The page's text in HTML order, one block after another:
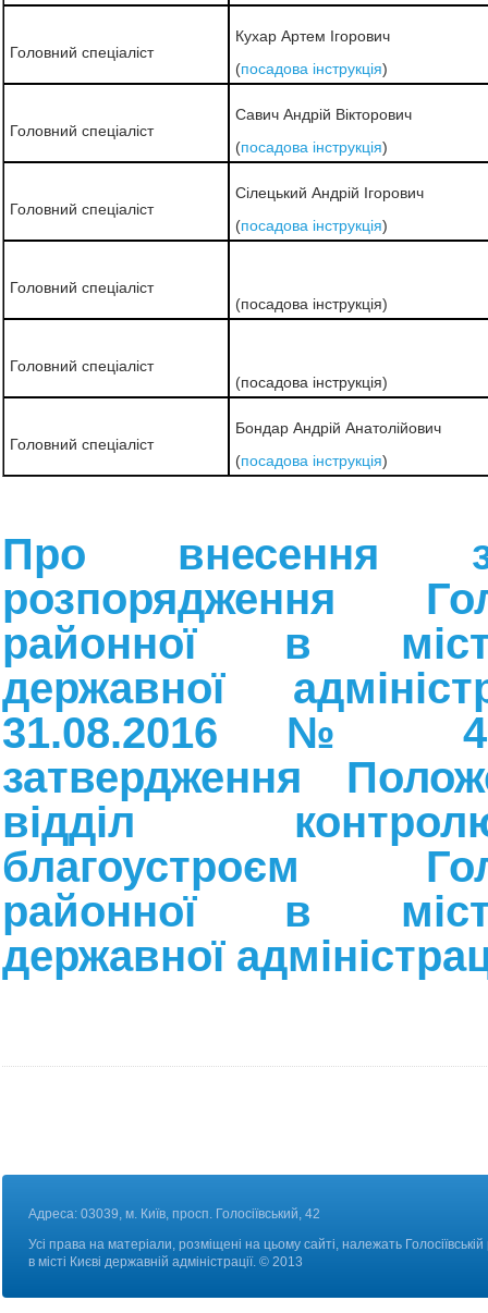
Головний спеціаліст
Кухар Артем Ігорович
(посадова інструкція)
Головний спеціаліст
Савич Андрій Вікторович
(посадова інструкція)
Головний спеціаліст
Сілецький Андрій Ігорович
(посадова інструкція)
Головний спеціаліст
(посадова інструкція)
Головний спеціаліст
(посадова інструкція)
Головний спеціаліст
Бондар Андрій Анатолійович
(посадова інструкція)
Про внесення
розпорядження
районної в
державної
31.08.2016 №
затвердження
відділ
благоустроєм
районної в
державної
Адреса: 03039, м. Київ, просп. Голосіївський, 42
Усі права на матеріали, розміщені на цьому сайті, належать
в місті Києві державній адміністрації. © 2013